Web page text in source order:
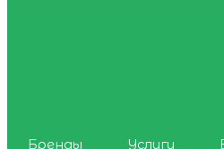
Бренды Услуги